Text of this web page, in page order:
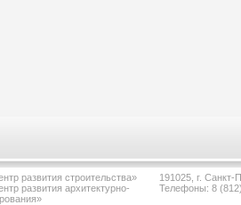
развития строительства»
развития архитектурно-
191025, г.
Телефоны: 8